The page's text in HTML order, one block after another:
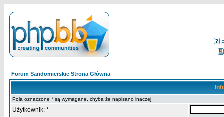
Forum Sandomierskie Strona Główna
Pola oznaczone * są wymagane, chyba że napisano inaczej
Użytkownik: *